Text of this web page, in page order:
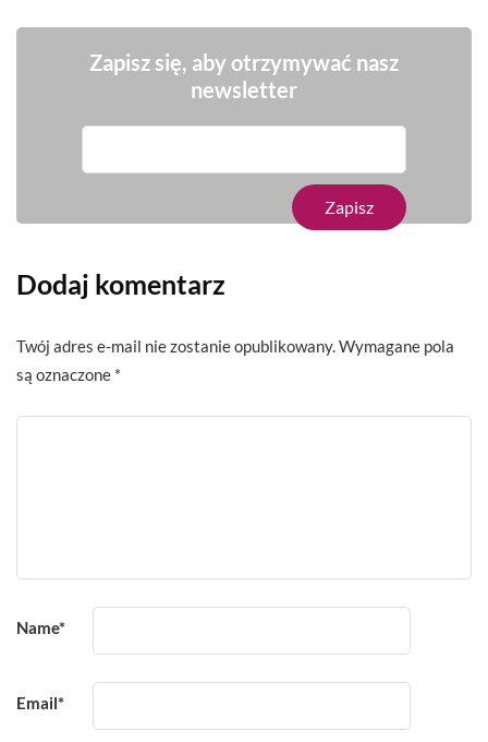
Zapisz się, aby otrzymywać nasz
newsletter
Dodaj komentarz
Twój adres e-mail nie zostanie opublikowany. Wymagane pola
są oznaczone *
Name*
Email*